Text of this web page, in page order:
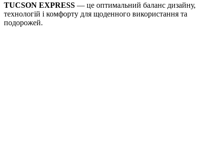
TUCSON EXPRESS — це оптимальний баланс дизайну,
технологій і комфорту для щоденного використання та
подорожей.